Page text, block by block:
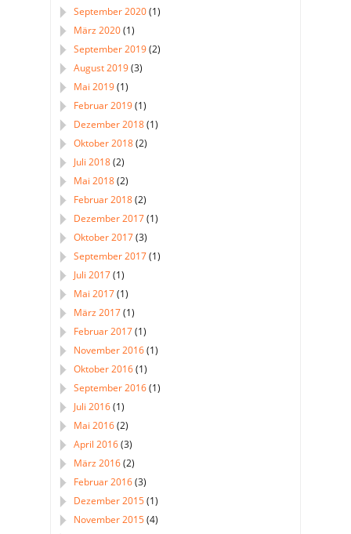
September 2020(1)
März 2020(1)
September 2019(2)
August 2019(3)
Mai 2019(1)
Februar 2019(1)
Dezember 2018(1)
Oktober 2018(2)
Juli 2018(2)
Mai 2018(2)
Februar 2018(2)
Dezember 2017(1)
Oktober 2017(3)
September 2017(1)
Juli 2017(1)
Mai 2017(1)
März 2017(1)
Februar 2017(1)
November 2016(1)
Oktober 2016(1)
September 2016(1)
Juli 2016(1)
Mai 2016(2)
April 2016(3)
März 2016(2)
Februar 2016(3)
Dezember 2015(1)
November 2015(4)